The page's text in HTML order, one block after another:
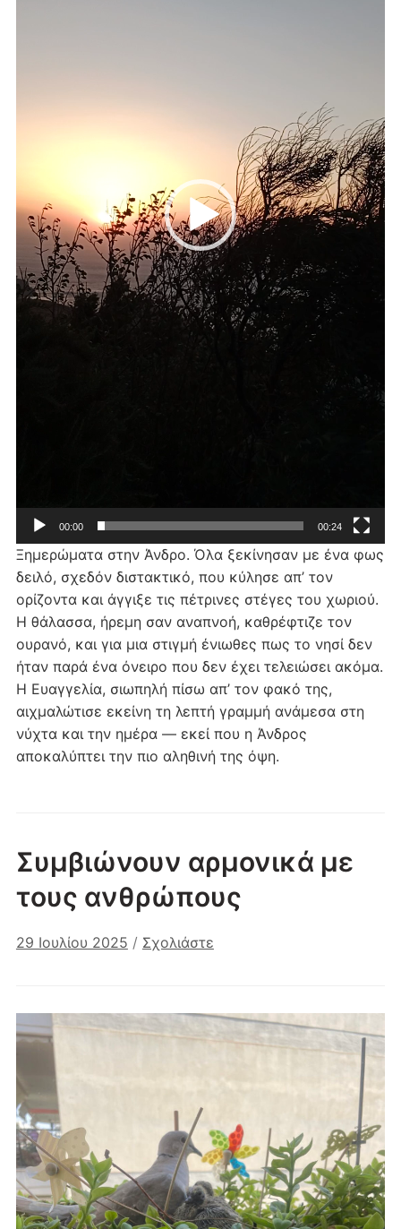
00:00 00:24
Ξημερώματα στην Άνδρο. Όλα ξεκίνησαν με ένα φως
δειλό, σχεδόν διστακτικό, που κύλησε απ’ τον
ορίζοντα και άγγιξε τις πέτρινες στέγες του χωριού.
Η θάλασσα, ήρεμη σαν αναπνοή, καθρέφτιζε τον
ουρανό, και για μια στιγμή ένιωθες πως το νησί δεν
ήταν παρά ένα όνειρο που δεν έχει τελειώσει ακόμα.
Η Ευαγγελία, σιωπηλή πίσω απ’ τον φακό της,
αιχμαλώτισε εκείνη τη λεπτή γραμμή ανάμεσα στη
νύχτα και την ημέρα — εκεί που η Άνδρος
αποκαλύπτει την πιο αληθινή της όψη.
Συμβιώνουν αρμονικά με
τους ανθρώπους
29 Ιουλίου 2025 / Σχολιάστε